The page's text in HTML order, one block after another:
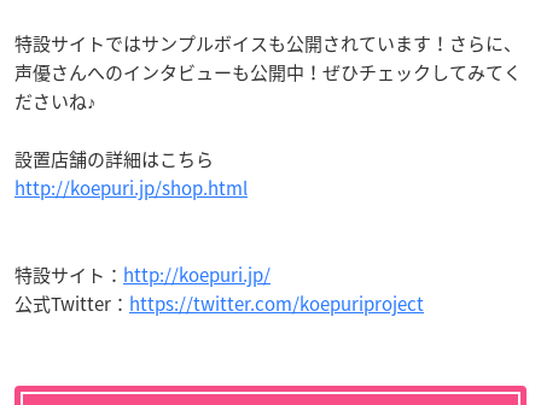
特設サイトではサンプルボイスも公開されています！さらに、
声優さんへのインタビューも公開中！ぜひチェックしてみてく
ださいね♪
設置店舗の詳細はこちら
http://koepuri.jp/shop.html
特設サイト： http://koepuri.jp/
公式Twitter： https://twitter.com/koepuriproject